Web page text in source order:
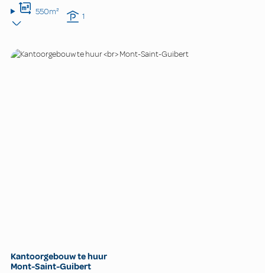
550m² 1
Kantoorgebouw te huur
Mont-Saint-Guibert